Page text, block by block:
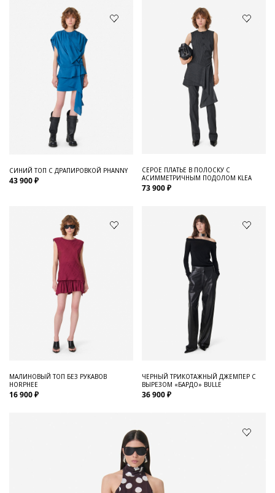
СИНИЙ ТОП С ДРАПИРОВКОЙ PHANNY
43 900 ₽
СЕРОЕ ПЛАТЬЕ В ПОЛОСКУ С
АСИММЕТРИЧНЫМ ПОДОЛОМ KLEA
73 900 ₽
МАЛИНОВЫЙ ТОП БЕЗ РУКАВОВ
HORPHEE
16 900 ₽
ЧЕРНЫЙ ТРИКОТАЖНЫЙ ДЖЕМПЕР С
ВЫРЕЗОМ «БАРДО» BULLE
36 900 ₽